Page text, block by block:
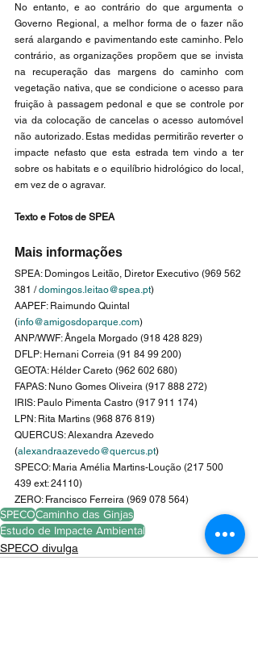
No entanto, e ao contrário do que argumenta o
Governo Regional, a melhor forma de o fazer não
será alargando e pavimentando este caminho. Pelo
contrário, as organizações propõem que se invista
na recuperação das margens do caminho com
vegetação nativa, que se condicione o acesso para
fruição à passagem pedonal e que se controle por
via da colocação de cancelas o acesso automóvel
não autorizado. Estas medidas permitirão reverter o
impacte nefasto que esta estrada tem vindo a ter
sobre os habitats e o equilíbrio hidrológico do local,
em vez de o agravar.
Texto e Fotos de SPEA
Mais informações
SPEA: Domingos Leitão, Diretor Executivo (969 562
381 / domingos.leitao@spea.pt)
AAPEF: Raimundo Quintal
(info@amigosdoparque.com)
ANP/WWF: Ângela Morgado (918 428 829)
DFLP: Hernani Correia (91 84 99 200)
GEOTA: Hélder Careto (962 602 680)
FAPAS: Nuno Gomes Oliveira (917 888 272)
IRIS: Paulo Pimenta Castro (917 911 174)
LPN: Rita Martins (968 876 819)
QUERCUS: Alexandra Azevedo
(alexandraazevedo@quercus.pt)
SPECO: Maria Amélia Martins-Loução (217 500
439 ext: 24110)
ZERO: Francisco Ferreira (969 078 564)
SPECOCaminho das Ginjas
Estudo de Impacte Ambiental
SPECO divulga